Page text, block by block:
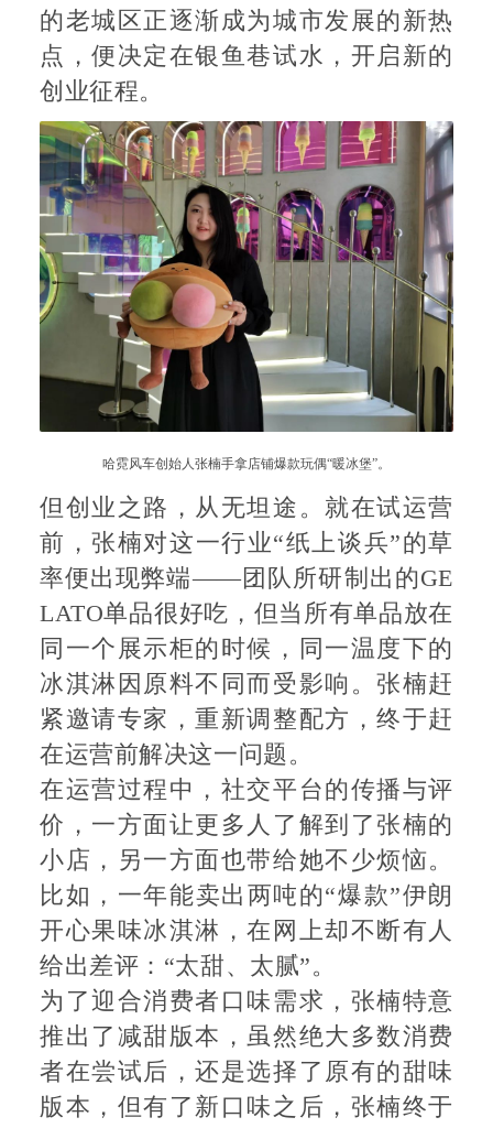
的老城区正逐渐成为城市发展的新热
点，便决定在银鱼巷试水，开启新的
创业征程。
哈霓风车创始人张楠手拿店铺爆款玩偶“暖冰堡”。
但创业之路，从无坦途。就在试运营
前，张楠对这一行业“纸上谈兵”的草
率便出现弊端——团队所研制出的GE
LATO单品很好吃，但当所有单品放在
同一个展示柜的时候，同一温度下的
冰淇淋因原料不同而受影响。张楠赶
紧邀请专家，重新调整配方，终于赶
在运营前解决这一问题。
在运营过程中，社交平台的传播与评
价，一方面让更多人了解到了张楠的
小店，另一方面也带给她不少烦恼。
比如，一年能卖出两吨的“爆款”伊朗
开心果味冰淇淋，在网上却不断有人
给出差评：“太甜、太腻”。
为了迎合消费者口味需求，张楠特意
推出了减甜版本，虽然绝大多数消费
者在尝试后，还是选择了原有的甜味
版本，但有了新口味之后，张楠终于